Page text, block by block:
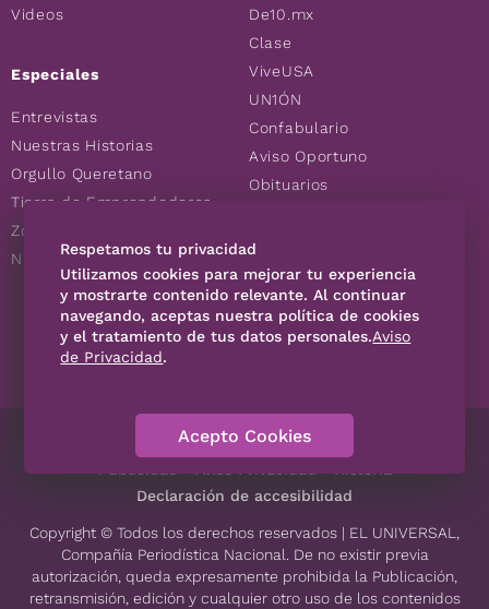
Videos
Especiales
Entrevistas
Nuestras Historias
Orgullo Queretano
Tierra de Emprendedores
Zoociales
Nuevos Queretanos
De10.mx
Clase
ViveUSA
UN1ÓN
Confabulario
Aviso Oportuno
Obituarios
Consultas
SÍGUENOS
Contáctanos Código de Ética
Declaración de accesibilidad
Copyright © Todos los derechos reservados | EL UNIVERSAL,
Compañía Periodística Nacional. De no existir previa
autorización, queda expresamente prohibida la Publicación,
retransmisión, edición y cualquier otro uso de los contenidos
Respetamos tu privacidad
Utilizamos cookies para mejorar tu experiencia
y mostrarte contenido relevante. Al continuar
navegando, aceptas nuestra política de cookies
y el tratamiento de tus datos personales.Aviso
de Privacidad.
Acepto Cookies